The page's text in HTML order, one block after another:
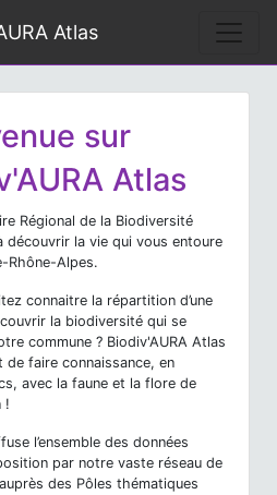
Atlas
sur
Atlas
Régional de la Biodiversité
découvrir la vie qui vous entoure
Rhône-Alpes.
connaitre la répartition d’une
la biodiversité qui se
commune ? Biodiv'AURA Atlas
de faire connaissance, en
avec la faune et la flore de
!
l’ensemble des données
par notre vaste réseau de
des Pôles thématiques